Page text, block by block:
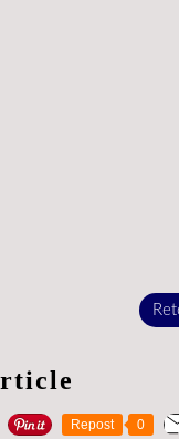
Repost 0